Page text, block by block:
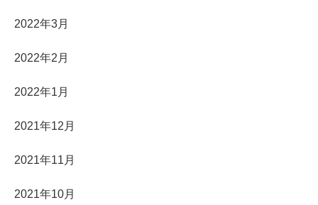
2022年3月
2022年2月
2022年1月
2021年12月
2021年11月
2021年10月